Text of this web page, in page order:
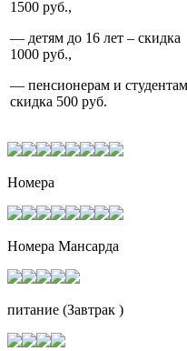
1500 руб.,
— детям до 16 лет – скидка
1000 руб.,
— пенсионерам и
скидка 500 руб.
Номера
Номера Мансарда
питание (Завтрак )